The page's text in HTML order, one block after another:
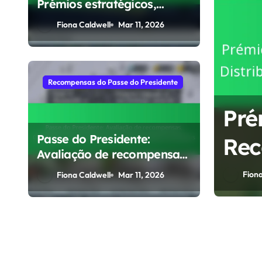
Prémios estratégicos,
Métodos de reivindicação,
Alocação de recursos
Fiona Caldwell Mar 11, 2026
Recompensas do Passe do Presidente
Passe do Presidente:
Avaliação de recompensas,
Otimização de
reclamações,
Acompanhamento de
Fiona Caldwell Mar 11, 2026
Bónus
de
de